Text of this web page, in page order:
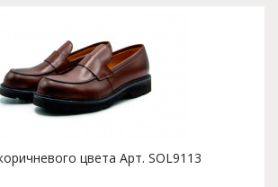
цвета Арт. SOL9113